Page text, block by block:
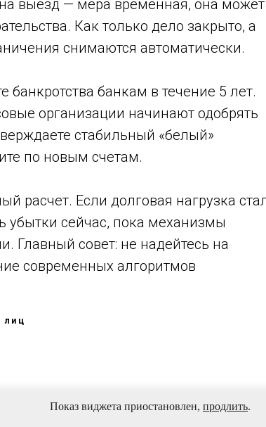
выезд — мера временная, она может
Как только дело закрыто, а
снимаются автоматически.
банкам в течение 5 лет.
организации начинают одобрять
стабильный «белый»
по новым счетам.
расчет. Если долговая нагрузка
убытки сейчас, пока механизмы
Главный совет: не надейтесь на
современных алгоритмов
лиц
Показ виджета приостановлен, продлить.